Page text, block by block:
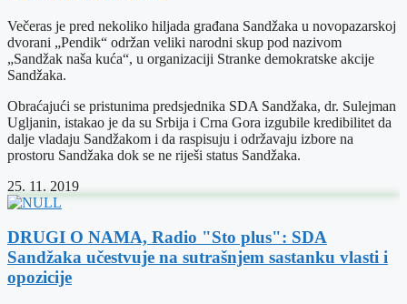
Večeras je pred nekoliko hiljada građana Sandžaka u novopazarskoj
dvorani „Pendik“ održan veliki narodni skup pod nazivom
„Sandžak naša kuća“, u organizaciji Stranke demokratske akcije
Sandžaka.
Obraćajući se pristunima predsjednika SDA Sandžaka, dr. Sulejman
Ugljanin, istakao je da su Srbija i Crna Gora izgubile kredibilitet da
dalje vladaju Sandžakom i da raspisuju i održavaju izbore na
prostoru Sandžaka dok se ne riješi status Sandžaka.
25. 11. 2019
DRUGI O NAMA, Radio "Sto plus": SDA
Sandžaka učestvuje na sutrašnjem sastanku vlasti i
opozicije